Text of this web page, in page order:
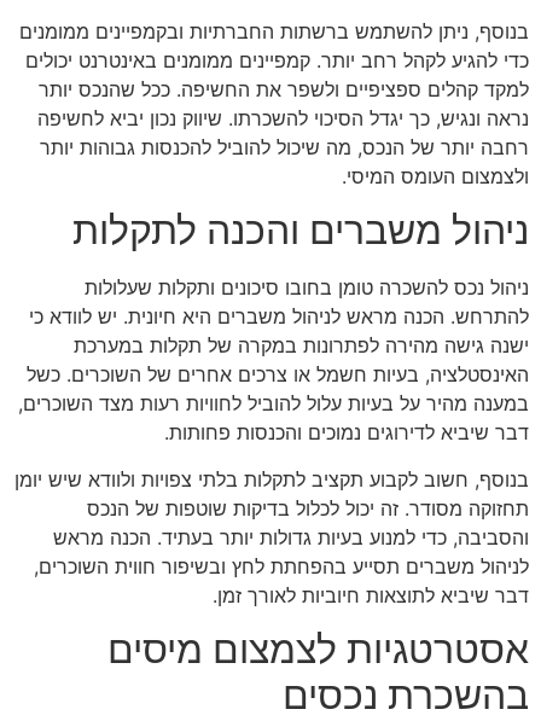
בנוסף, ניתן להשתמש ברשתות החברתיות ובקמפיינים ממומנים
כדי להגיע לקהל רחב יותר. קמפיינים ממומנים באינטרנט יכולים
למקד קהלים ספציפיים ולשפר את החשיפה. ככל שהנכס יותר
נראה ונגיש, כך יגדל הסיכוי להשכרתו. שיווק נכון יביא לחשיפה
רחבה יותר של הנכס, מה שיכול להוביל להכנסות גבוהות יותר
ולצמצום העומס המיסי.
ניהול משברים והכנה לתקלות
ניהול נכס להשכרה טומן בחובו סיכונים ותקלות שעלולות
להתרחש. הכנה מראש לניהול משברים היא חיונית. יש לוודא כי
ישנה גישה מהירה לפתרונות במקרה של תקלות במערכת
האינסטלציה, בעיות חשמל או צרכים אחרים של השוכרים. כשל
במענה מהיר על בעיות עלול להוביל לחוויות רעות מצד השוכרים,
דבר שיביא לדירוגים נמוכים והכנסות פחותות.
בנוסף, חשוב לקבוע תקציב לתקלות בלתי צפויות ולוודא שיש יומן
תחזוקה מסודר. זה יכול לכלול בדיקות שוטפות של הנכס
והסביבה, כדי למנוע בעיות גדולות יותר בעתיד. הכנה מראש
לניהול משברים תסייע בהפחתת לחץ ובשיפור חווית השוכרים,
דבר שיביא לתוצאות חיוביות לאורך זמן.
אסטרטגיות לצמצום מיסים
בהשכרת נכסים